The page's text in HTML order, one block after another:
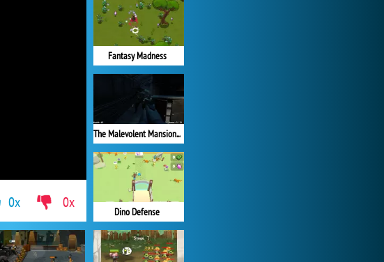
Fantasy Madness
The Malevolent Mansion of Evil
Dino Defense
0x 0x